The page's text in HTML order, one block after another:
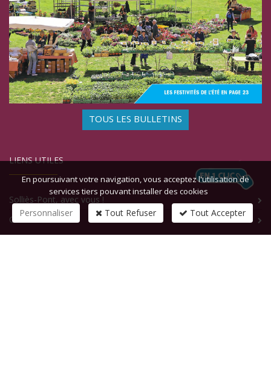
TOUS LES BULLETINS
LIENS UTILES
Solliès-Pont, avec vous !
Contact
En poursuivant votre navigation, vous acceptez l'utilisation de
services tiers pouvant installer des cookies
Personnaliser Tout Refuser Tout Accepter